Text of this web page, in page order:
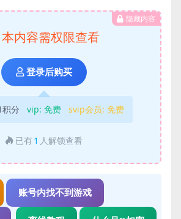
隐藏内容
本内容需权限查看
登录后购买
积分 vip: 免费 svip会员: 免费
已有 1 人解锁查看
账号内找不到游戏